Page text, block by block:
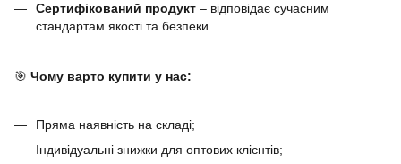
Сертифікований продукт – відповідає сучасним
стандартам якості та безпеки.
🎯 Чому варто купити у нас:
Пряма наявність на складі;
Індивідуальні знижки для оптових клієнтів;